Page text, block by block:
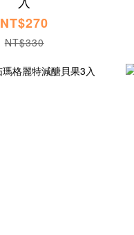
NT$270
NT$330